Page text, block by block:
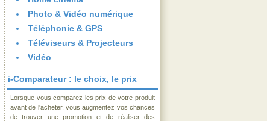
Photo & Vidéo numérique
Téléphonie & GPS
Téléviseurs & Projecteurs
Vidéo
i-Comparateur : le choix, le prix
Lorsque vous comparez les prix de votre produit
avant de l'acheter, vous augmentez vos chances
de trouver une promotion et de réaliser des